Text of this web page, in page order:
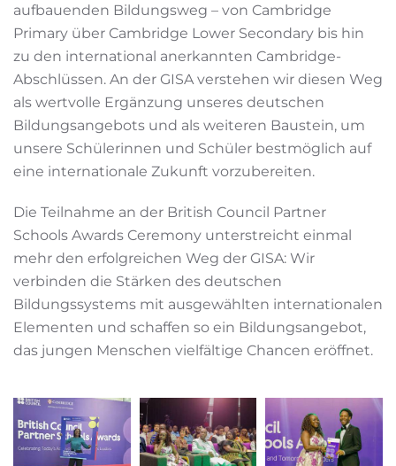
aufbauenden Bildungsweg – von Cambridge
Primary über Cambridge Lower Secondary bis hin
zu den international anerkannten Cambridge-
Abschlüssen. An der GISA verstehen wir diesen Weg
als wertvolle Ergänzung unseres deutschen
Bildungsangebots und als weiteren Baustein, um
unsere Schülerinnen und Schüler bestmöglich auf
eine internationale Zukunft vorzubereiten.
Die Teilnahme an der British Council Partner
Schools Awards Ceremony unterstreicht einmal
mehr den erfolgreichen Weg der GISA: Wir
verbinden die Stärken des deutschen
Bildungssystems mit ausgewählten internationalen
Elementen und schaffen so ein Bildungsangebot,
das jungen Menschen vielfältige Chancen eröffnet.